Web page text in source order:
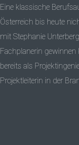
Eine klassische
Österreich bis heute
mit Stephanie
Fachplanerin gewinnen
bereits als
Projektleiterin in der